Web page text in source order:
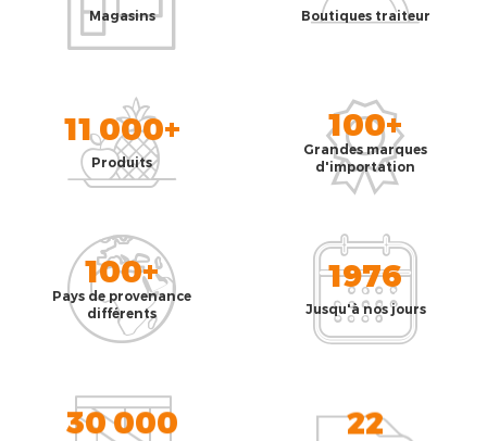
Magasins Boutiques traiteur
11 000+
Produits
100+
Grandes marques
d'importation
100+
Pays de provenance
différents
1976
Jusqu'à nos jours
30 000 22